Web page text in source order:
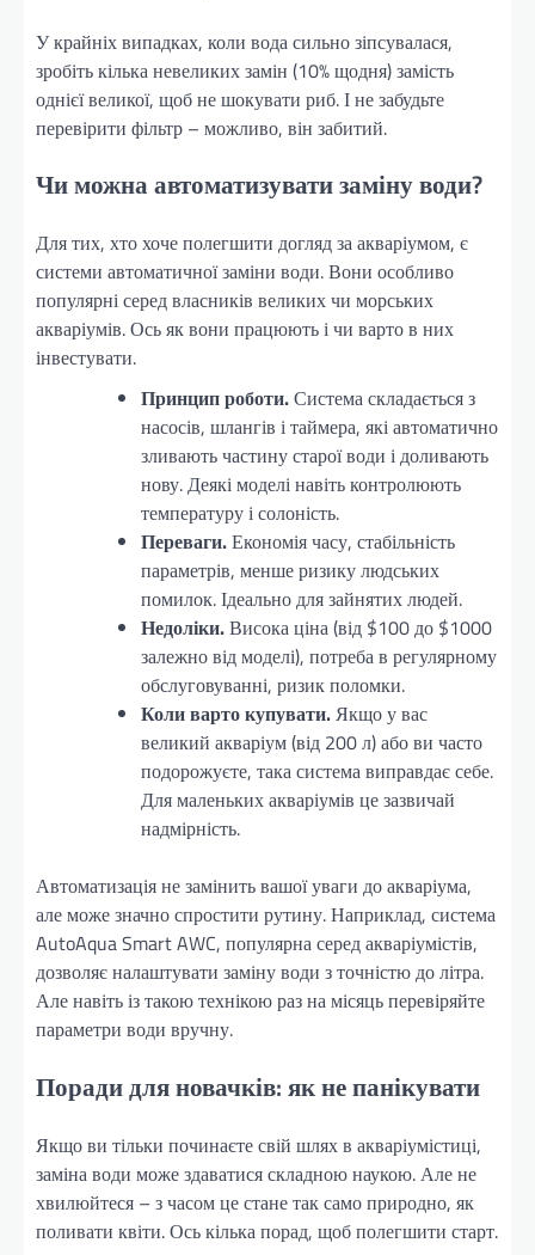
У крайніх випадках, коли вода сильно зіпсувалася,
зробіть кілька невеликих замін (10% щодня) замість
однієї великої, щоб не шокувати риб. І не забудьте
перевірити фільтр – можливо, він забитий.
Чи можна автоматизувати заміну води?
Для тих, хто хоче полегшити догляд за акваріумом, є
системи автоматичної заміни води. Вони особливо
популярні серед власників великих чи морських
акваріумів. Ось як вони працюють і чи варто в них
інвестувати.
Принцип роботи.Система складається з
насосів, шлангів і таймера, які автоматично
зливають частину старої води і доливають
нову. Деякі моделі навіть контролюють
температуру і солоність.
Переваги.Економія часу, стабільність
параметрів, менше ризику людських
помилок. Ідеально для зайнятих людей.
Недоліки.Висока ціна (від $100 до $1000
залежно від моделі), потреба в регулярному
обслуговуванні, ризик поломки.
Коли варто купувати.Якщо у вас
великий акваріум (від 200 л) або ви часто
подорожуєте, така система виправдає себе.
Для маленьких акваріумів це зазвичай
надмірність.
Автоматизація не замінить вашої уваги до акваріума,
але може значно спростити рутину. Наприклад, система
AutoAqua Smart AWC, популярна серед акваріумістів,
дозволяє налаштувати заміну води з точністю до літра.
Але навіть із такою технікою раз на місяць перевіряйте
параметри води вручну.
Поради для новачків: як не панікувати
Якщо ви тільки починаєте свій шлях в акваріумістиці,
заміна води може здаватися складною наукою. Але не
хвилюйтеся – з часом це стане так само природно, як
поливати квіти. Ось кілька порад, щоб полегшити старт.